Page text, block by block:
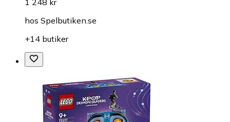
1 248 kr
hos Spelbutiken.se
+14 butiker